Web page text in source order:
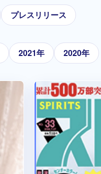
プレスリリース
2021年 2020年